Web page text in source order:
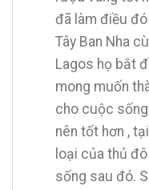
đã làm điều
Tây Ban Nha
Lagos họ bắt
mong muốn
cho cuộc
nên tốt hơn ,
loại của thủ
sống sau đó.